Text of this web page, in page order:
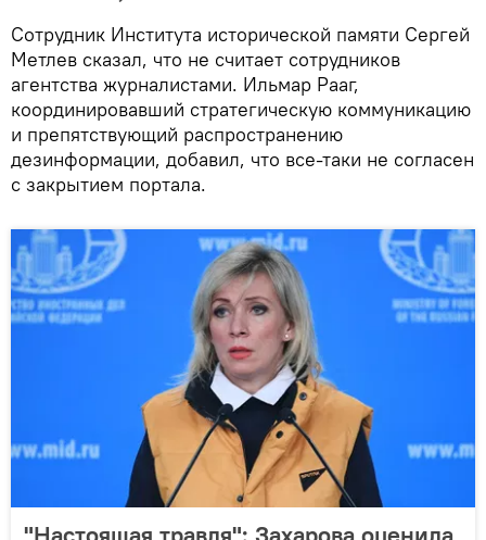
Сотрудник Института исторической памяти Сергей
Метлев сказал, что не считает сотрудников
агентства журналистами. Ильмар Рааг,
координировавший стратегическую коммуникацию
и препятствующий распространению
дезинформации, добавил, что все-таки не согласен
с закрытием портала.